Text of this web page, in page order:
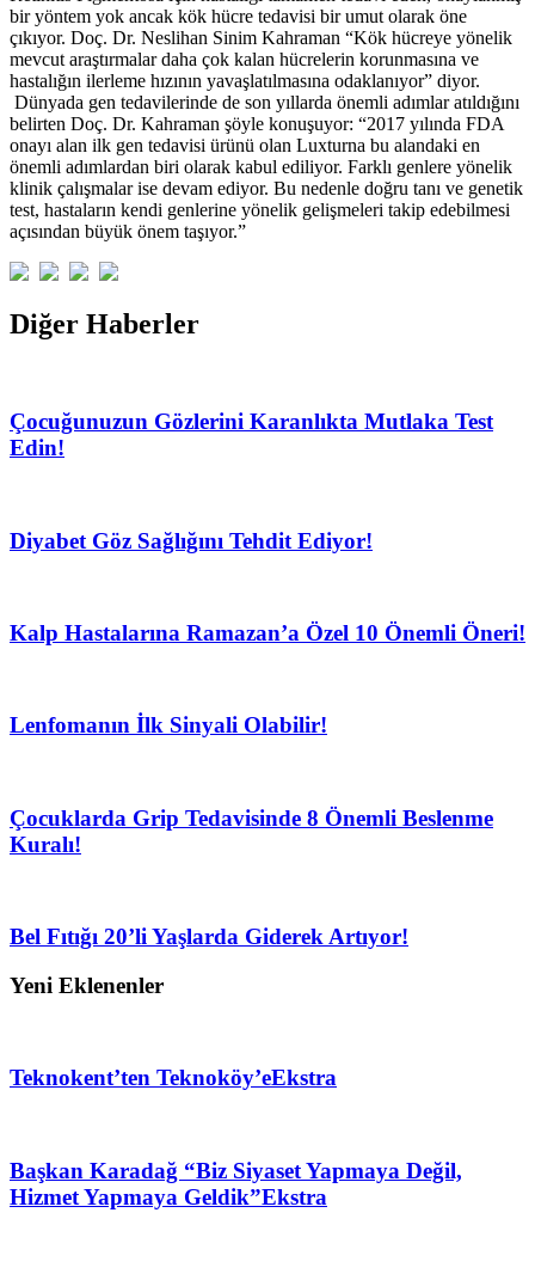
bir yöntem yok ancak kök hücre tedavisi bir umut olarak öne
çıkıyor. Doç. Dr. Neslihan Sinim Kahraman “Kök hücreye yönelik
mevcut araştırmalar daha çok kalan hücrelerin korunmasına ve
hastalığın ilerleme hızının yavaşlatılmasına odaklanıyor” diyor.
Dünyada gen tedavilerinde de son yıllarda önemli adımlar atıldığını
belirten Doç. Dr. Kahraman şöyle konuşuyor: “2017 yılında FDA
onayı alan ilk gen tedavisi ürünü olan Luxturna bu alandaki en
önemli adımlardan biri olarak kabul ediliyor. Farklı genlere yönelik
klinik çalışmalar ise devam ediyor. Bu nedenle doğru tanı ve genetik
test, hastaların kendi genlerine yönelik gelişmeleri takip edebilmesi
açısından büyük önem taşıyor.”
Diğer Haberler
Çocuğunuzun Gözlerini Karanlıkta Mutlaka Test
Edin!
Diyabet Göz Sağlığını Tehdit Ediyor!
Kalp Hastalarına Ramazan’a Özel 10 Önemli Öneri!
Lenfomanın İlk Sinyali Olabilir!
Çocuklarda Grip Tedavisinde 8 Önemli Beslenme
Kuralı!
Bel Fıtığı 20’li Yaşlarda Giderek Artıyor!
Yeni Eklenenler
Teknokent’ten Teknoköy’eEkstra
Başkan Karadağ “Biz Siyaset Yapmaya Değil,
Hizmet Yapmaya Geldik”Ekstra